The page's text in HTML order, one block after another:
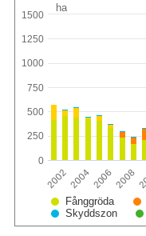
ha
Fånggröda
Skyddszon
2002200420062008
0
250
500
750
1000
1250
1500